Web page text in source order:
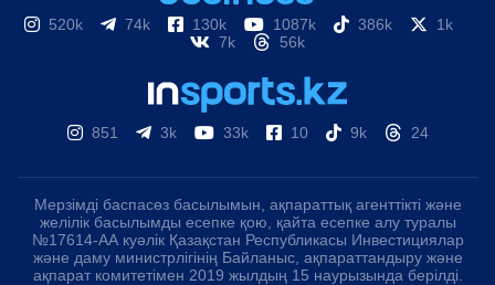
520k 74k 130k 1087k 386k
1k
7k
56k
851 3k 33k 10 9k 24
Мерзімді баспасөз басылымын, ақпараттық агенттікті және
желілік басылымды есепке қою, қайта есепке алу туралы
№17614-АА куәлік Қазақстан Республикасы Инвестициялар
және даму министрлігінің Байланыс, ақпараттандыру және
ақпарат комитетімен 2019 жылдың 15 наурызында берілді.